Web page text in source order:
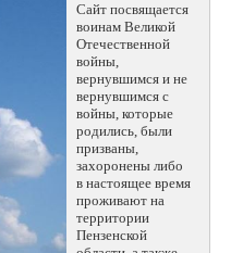
Сайт посвящается
воинам Великой
Отечественной
войны,
вернувшимся и не
вернувшимся с
войны, которые
родились, были
призваны,
захоронены либо
в настоящее время
проживают на
территории
Пензенской